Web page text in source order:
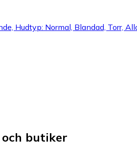
Hudtyp: Normal, Blandad, Torr,
butiker